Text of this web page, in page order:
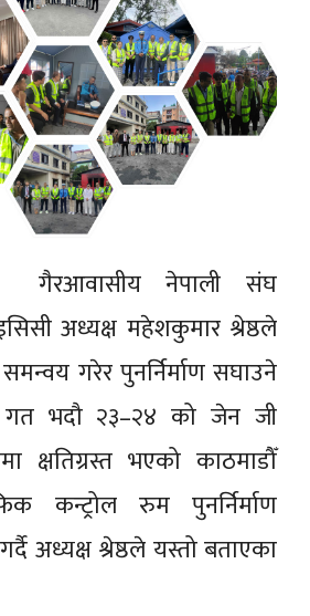
गैरआवासीय नेपाली संघ
अध्यक्ष महेशकुमार श्रेष्ठले
गरेर पुनर्निर्माण सघाउने
भदौ २३–२४ को जेन जी
क्षतिग्रस्त भएको काठमाडौँ
कन्ट्रोल रुम पुनर्निर्माण
अध्यक्ष श्रेष्ठले यस्तो बताएका